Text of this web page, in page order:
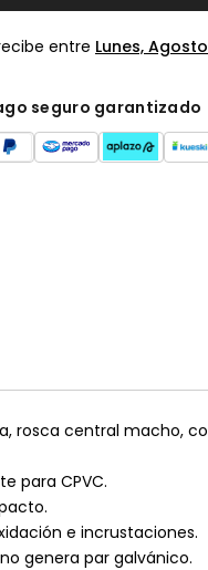
entre Lunes, Agosto
seguro garantizado
rosca central macho,
para CPVC.
e incrustaciones.
genera par galvánico.